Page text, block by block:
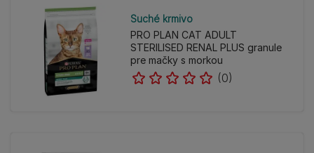
Suché krmivo
PRO PLAN CAT ADULT
STERILISED RENAL PLUS granule
pre mačky s morkou
(0)